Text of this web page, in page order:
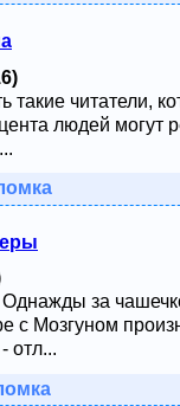
такие читатели,
людей могут
за
с Мозгуном
отл...